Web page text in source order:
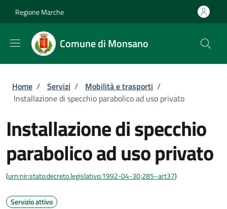
Regione Marche
Comune di Monsano
Briciole di pane
Home / Servizi / Mobilità e trasporti /
Installazione di specchio parabolico ad uso privato
Installazione di specchio
parabolico ad uso privato
(urn:nir:stato:decreto.legislativo:1992-04-30;285~art37)
Servizio attivo